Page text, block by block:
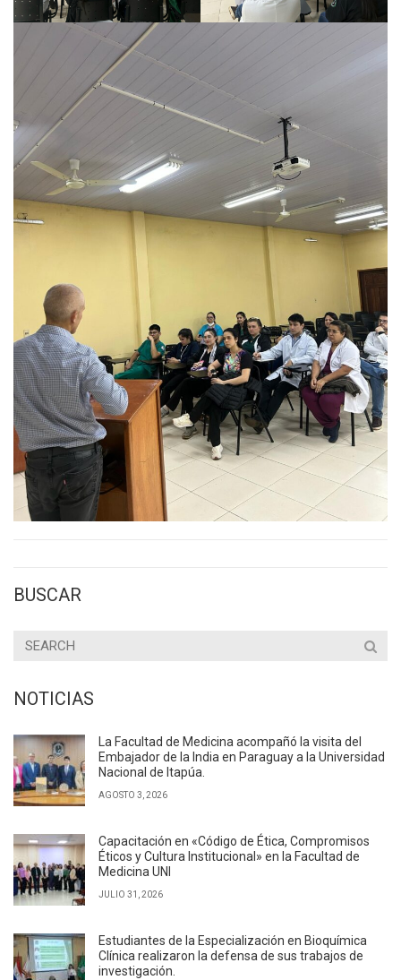
BUSCAR
NOTICIAS
La Facultad de Medicina acompañó la visita del
Embajador de la India en Paraguay a la Universidad
Nacional de Itapúa.
AGOSTO 3, 2026
Capacitación en «Código de Ética, Compromisos
Éticos y Cultura Institucional» en la Facultad de
Medicina UNI
JULIO 31, 2026
Estudiantes de la Especialización en Bioquímica
Clínica realizaron la defensa de sus trabajos de
investigación.